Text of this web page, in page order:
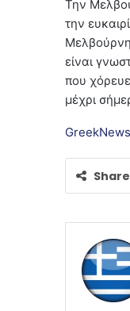
Την
την
είναι
που
μέχρι
Share